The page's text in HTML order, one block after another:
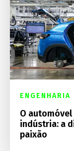
ENGENHARIA
O
indústria: a
paixão